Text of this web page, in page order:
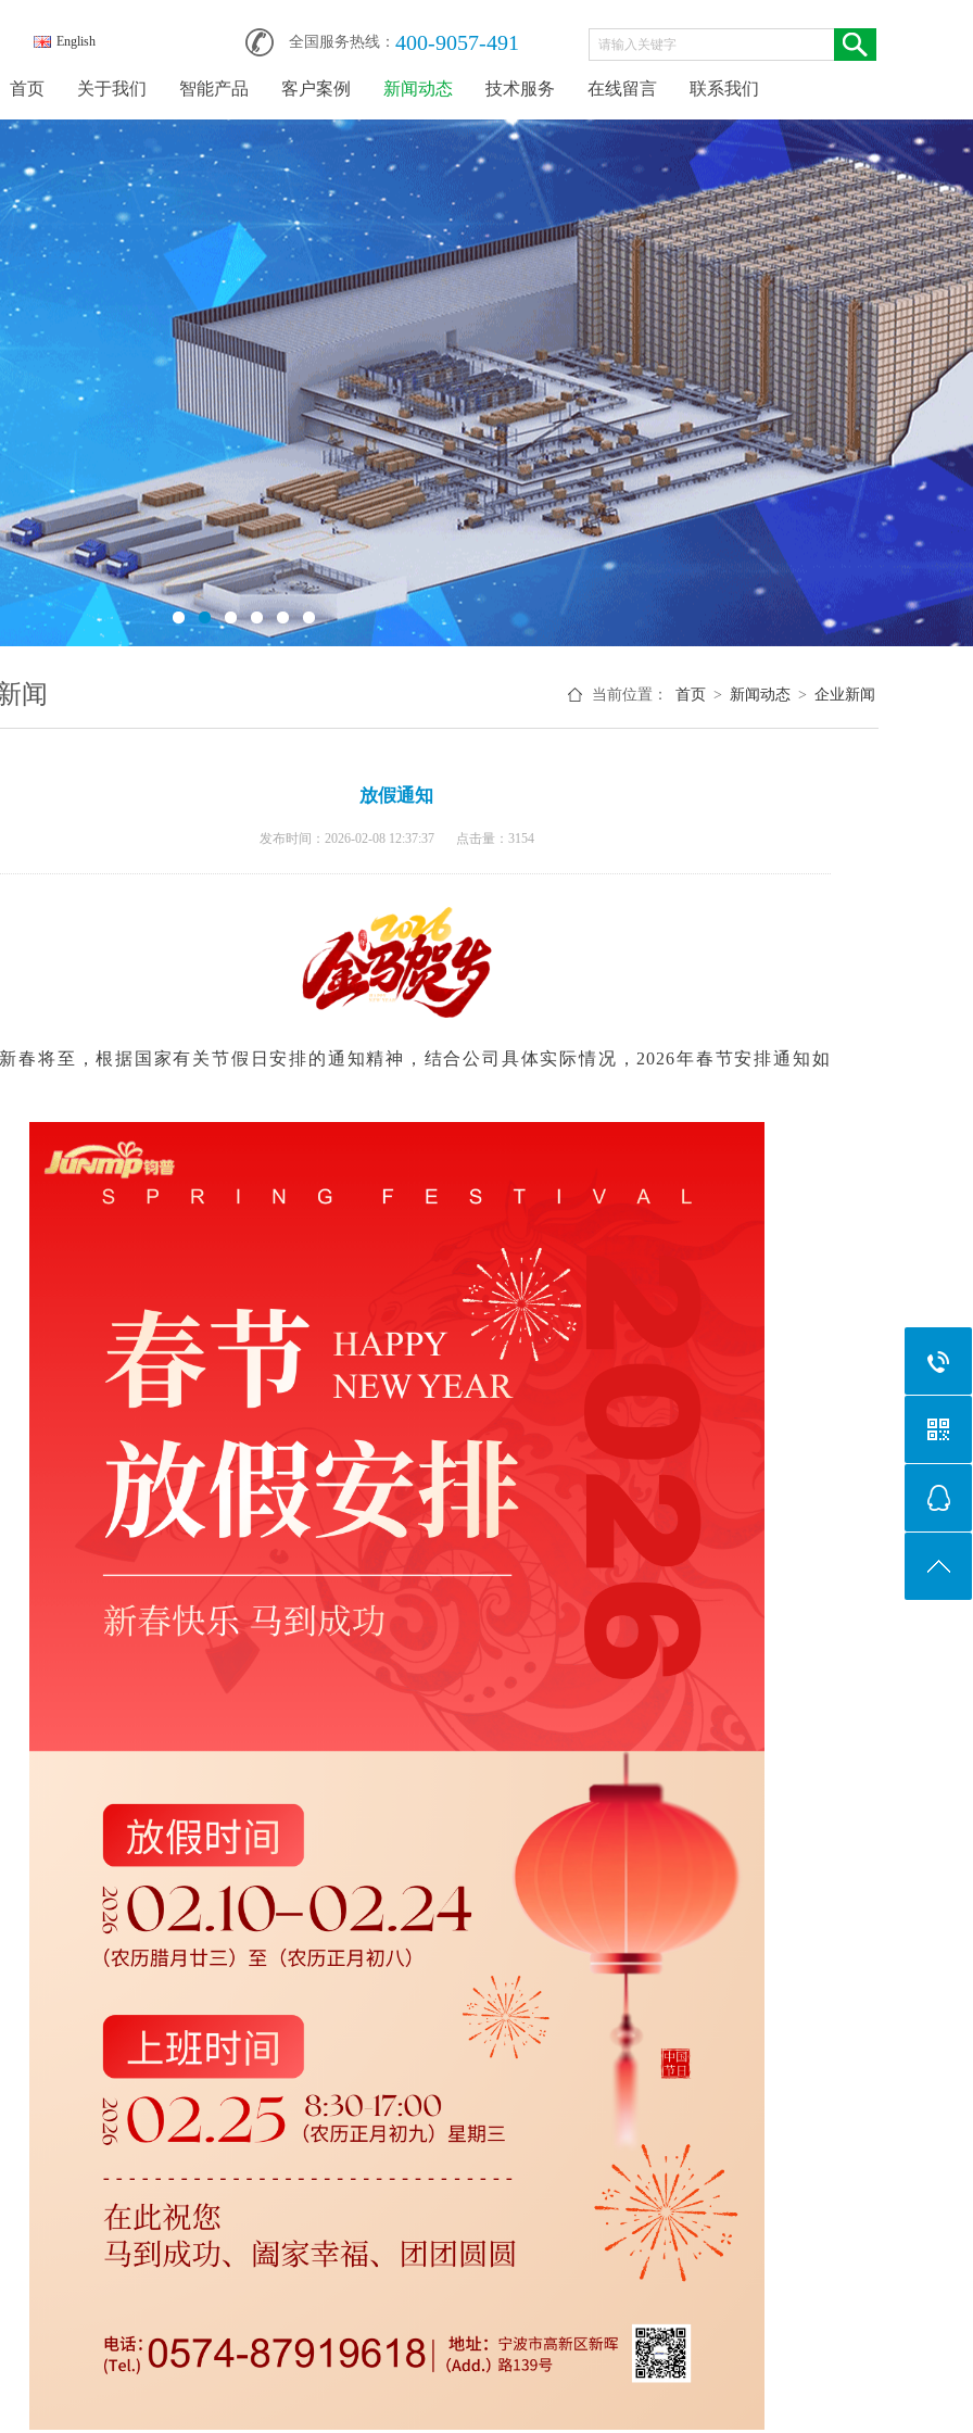
全国服务热线： 400-9057-491
English
首页 关于我们 智能产品 客户案例 新闻动态 技术服务 在线留言 联系我们
当前位置： 首页 > 新闻动态 > 企业新闻
闻
放假通知
发布时间：2026-02-08 12:37:37 点击量： 3154
新春将至，根据国家有关节假日安排的通知精神，结合公司具体实际情况，2026年春节安排通知如